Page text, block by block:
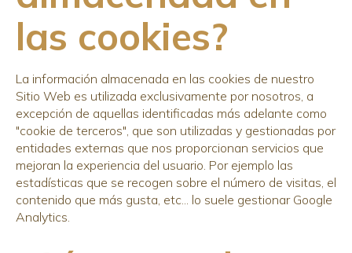
las cookies?
La información almacenada en las cookies de nuestro
Sitio Web es utilizada exclusivamente por nosotros, a
excepción de aquellas identificadas más adelante como
"cookie de terceros", que son utilizadas y gestionadas por
entidades externas que nos proporcionan servicios que
mejoran la experiencia del usuario. Por ejemplo las
estadísticas que se recogen sobre el número de visitas, el
contenido que más gusta, etc... lo suele gestionar Google
Analytics.